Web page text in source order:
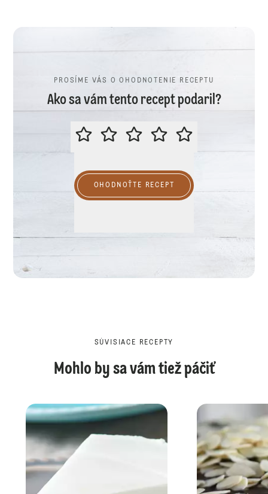
PROSÍME VÁS O OHODNOTENIE RECEPTU
Ako sa vám tento recept podaril?
PROSÍME VÁS O OHODNOTENIE
OHODNOŤTE RECEPT
SÚVISIACE RECEPTY
Mohlo by sa vám tiež páčiť